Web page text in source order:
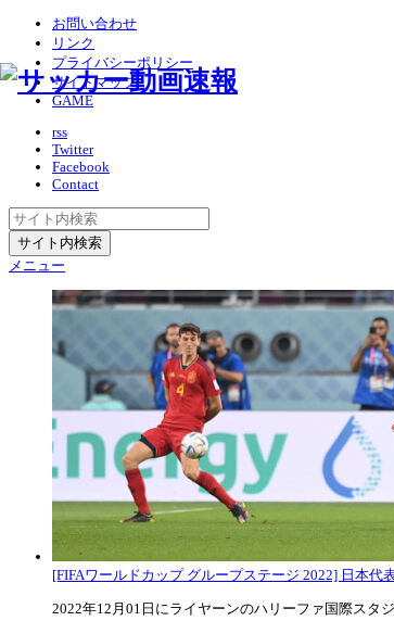
お問い合わせ
リンク
プライバシーポリシー
サイトマップ
GAME
rss
Twitter
Facebook
Contact
メニュー
[FIFAワールドカップ グループステージ 2022] 日本代
2022年12月01日にライヤーンのハリーファ国際スタ